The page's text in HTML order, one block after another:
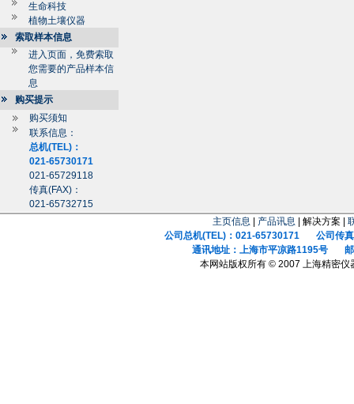
生命科技
植物土壤仪器
索取样本信息
进入页面，免费索取
您需要的产品样本信
息
购买提示
购买须知
联系信息：
总机(TEL)：
021-65730171
021-65729118
传真(FAX)：
021-65732715
主页信息
产品讯息 | 解决方案 |
公司总机(TEL)：021-65730171 公司传真
通讯地址：上海市平凉路1195号 邮
本网站版权所有 © 2007 上海精密仪